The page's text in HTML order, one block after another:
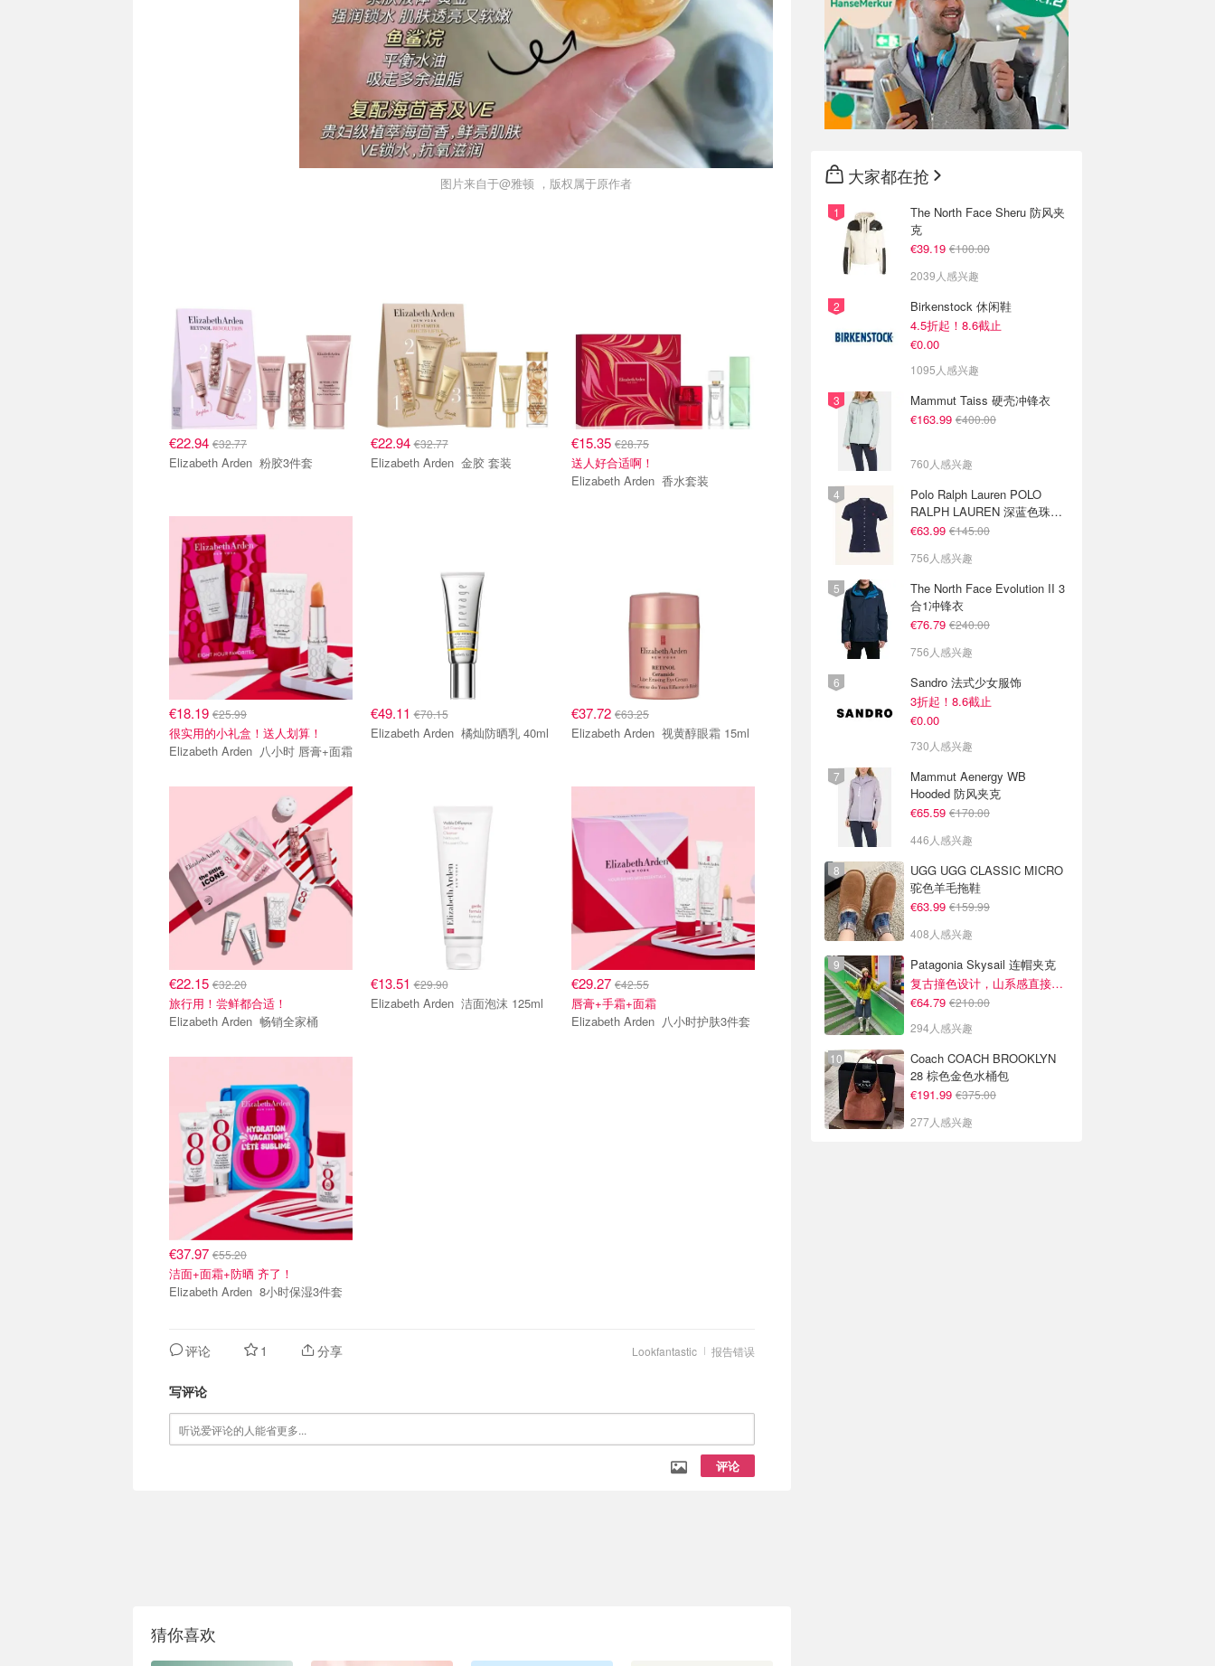
图片来自于@雅顿 ，版权属于原作者
€22.94 €32.77
Elizabeth Arden 粉胶3件套
€22.94€32.77
Elizabeth Arden 金胶 套装
€15.35 €28.75
送人好合适啊！
Elizabeth Arden 香水套装
€18.19 €25.99
很实用的小礼盒！送人划算！
Elizabeth Arden 八小时 唇膏+面霜
€49.11€70.15
Elizabeth Arden 橘灿防晒乳 40ml
€37.72 €63.25
Elizabeth Arden 视黄醇眼霜 15ml
€22.15 €32.20
旅行用！尝鲜都合适！
Elizabeth Arden 畅销全家桶
€13.51€29.90
Elizabeth Arden 洁面泡沫 125ml
€29.27 €42.55
唇膏+手霜+面霜
Elizabeth Arden 八小时护肤3件套
€37.97 €55.20
洁面+面霜+防晒 齐了！
Elizabeth Arden 8小时保湿3件套
报告错误
Lookfantastic
评论 1 分享
写评论
评论
猜你喜欢
大家都在抢
The North Face Sheru 防风夹
克
€39.19 €100.00
2039人感兴趣
Birkenstock 休闲鞋
4.5折起！8.6截止
€0.00
1095人感兴趣
Mammut Taiss 硬壳冲锋衣
€163.99 €400.00
760人感兴趣
Polo Ralph Lauren POLO
RALPH LAUREN 深蓝色珠地
布 Polo衫
€63.99 €145.00
756人感兴趣
The North Face Evolution II 3
合1冲锋衣
€76.79 €240.00
756人感兴趣
Sandro 法式少女服饰
3折起！8.6截止
€0.00
730人感兴趣
Mammut Aenergy WB
Hooded 防风夹克
€65.59 €170.00
446人感兴趣
UGG UGG CLASSIC MICRO
驼色羊毛拖鞋
€63.99 €159.99
408人感兴趣
Patagonia Skysail 连帽夹克
复古撞色设计，山系感直接拉满
€64.79 €210.00
294人感兴趣
Coach COACH BROOKLYN
28 棕色金色水桶包
€191.99 €375.00
277人感兴趣